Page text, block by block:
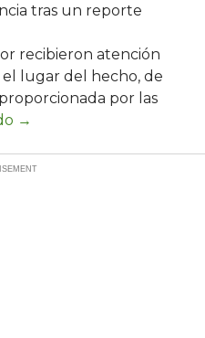
tras un reporte
recibieron atención
lugar del hecho, de
por las